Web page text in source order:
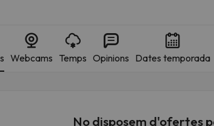
Webcams Temps Opinions Dates temporada
No disposem d'ofertes